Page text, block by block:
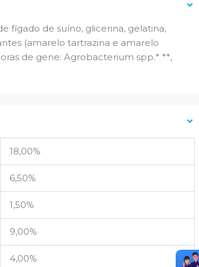
fígado de suíno, glicerina, gelatina,
(amarelo tartrazina e amarelo
de gene: Agrobacterium spp.* **,
18,00%
6,50%
1,50%
9,00%
4,00%